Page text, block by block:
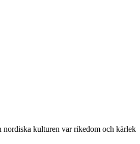
nordiska kulturen var rikedom och kärlek